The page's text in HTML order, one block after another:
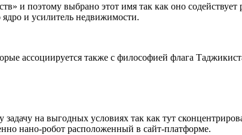
и поэтому выбрано этот имя так как оно
и усилитель недвижимости.
ассоциируется также с философией флага
задачу на выгодных условиях так как тут
нано-робот расположенный в сайт-платформе.